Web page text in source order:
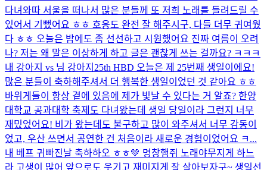
다녀와따 서울을 떠나서 많은 분들께 또 저희 노래를 들려드릴 수
있어서 기뻤어요 ㅎㅎ 호응도 완전 잘 해주시구, 다들 더무 귀여웠
다 ㅎㅎ 오늘은 밤에도 좀 선선하고 시원했어요 진짜 여름이 오려
나? 저는 왜 말은 이상하게 하고 글은 괜찮게 쓰는 걸까요? ㅋㅋㅋ
내 강아지 vs 님 강아지 25th HBD 오늘은 제 25번째 생일이에요!
많은 분들이 축하해주셔서 더 행복한 생일이었던 것 같아요 ㅎㅎ
바위게들이 항상 곁에 있음에 제가 빛날 수 있다는 거 알죠? 한양
대학교 공과대학 축제도 다녀왔는데 생일 당일이라 그런지 너무
재밌었어요! 비가 왔는데도 불구하고 많이 와주셔서 너무 감동이
었고, 우산 쓰면서 공연한 건 처음이라 새로운 경험이었어요 ㅋ...
내 베프 귀빠진날 축하하오 ㅎㅎ💚 명창햄쥐 노래야무지게 하느
라 고생이 많어 앞으로도 웃기고 재미지게 잘 살아보자구~ 생일선